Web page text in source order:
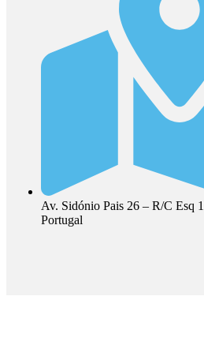
Av. Sidónio Pais 26 – R/C Esq
Portugal